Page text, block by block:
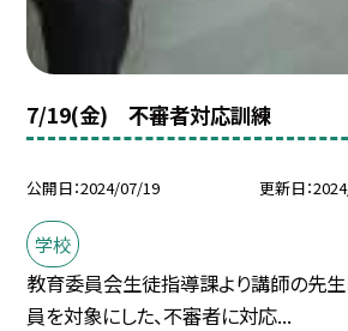
7/19(金) 不審者対応訓練
公開日 2024/07/19 更新日
学校
教育委員会生徒指導課より講師の先生
員を対象にした、不審者に対応...